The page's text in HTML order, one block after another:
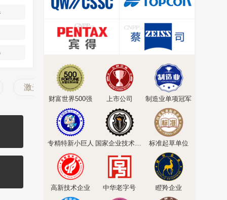
激光测距仪 测量仪 甲醛检测仪
财富世界500强 上市公司 制造业单项冠军
专精特新小巨人 国家企业技术中心 标准起草单位
高新技术企业 中华老字号 瞪羚企业